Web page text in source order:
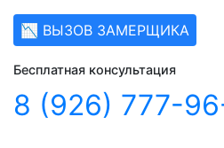
📉 ВЫЗОВ ЗАМЕРЩИКА
Бесплатная консультация
8 (926) 777-